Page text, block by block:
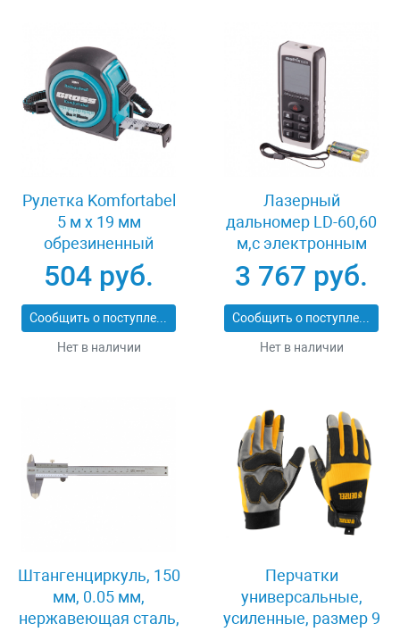
Рулетка Komfortabel
5 м х 19 мм
обрезиненный
корпус Gross 32561
504 руб.
Сообщить о поступлении
Нет в наличии
Лазерный
дальномер LD-60,60
м,с электронным
угломером Matrix
38016
3 767 руб.
Сообщить о поступлении
Нет в наличии
Штангенциркуль, 150
мм, 0.05 мм,
нержавеющая сталь,
Перчатки
универсальные,
усиленные, размер 9